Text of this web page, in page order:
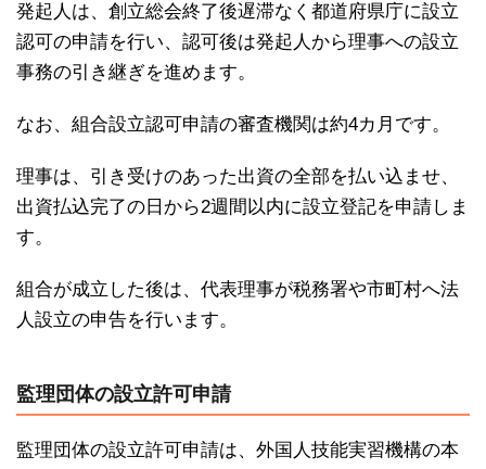
発起人は、創立総会終了後遅滞なく都道府県庁に設立
認可の申請を行い、認可後は発起人から理事への設立
事務の引き継ぎを進めます。
なお、組合設立認可申請の審査機関は約4カ月です。
理事は、引き受けのあった出資の全部を払い込ませ、
出資払込完了の日から2週間以内に設立登記を申請しま
す。
組合が成立した後は、代表理事が税務署や市町村へ法
人設立の申告を行います。
監理団体の設立許可申請
監理団体の設立許可申請は、外国人技能実習機構の本